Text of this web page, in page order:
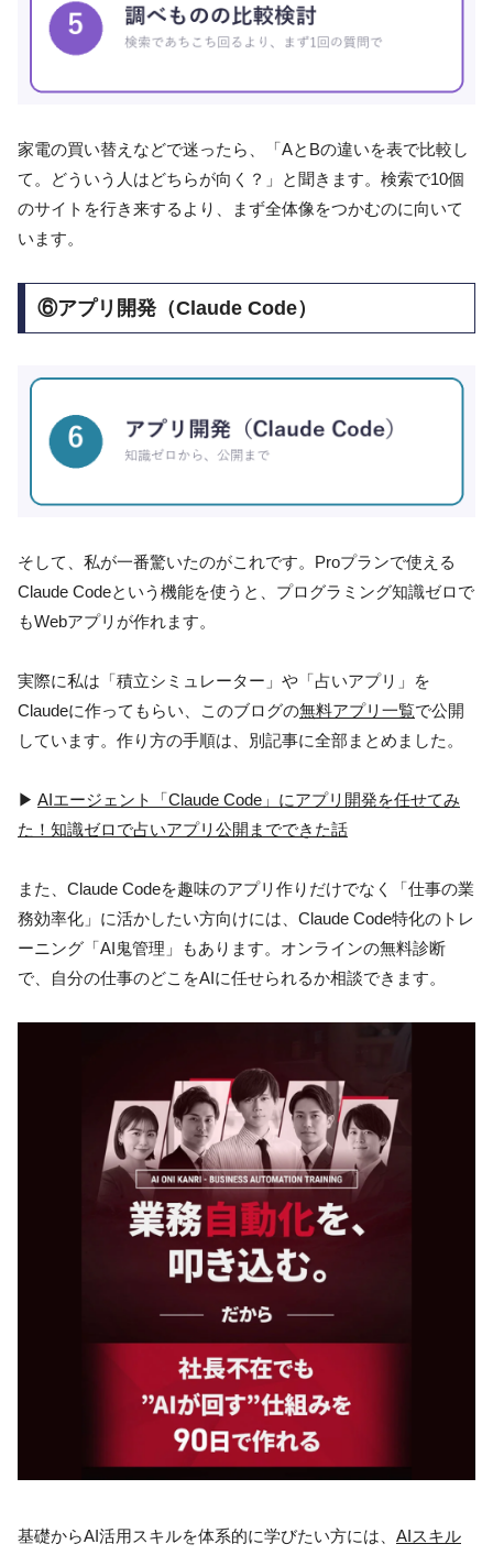
家電の買い替えなどで迷ったら、「AとBの違いを表で比較し
て。どういう人はどちらが向く？」と聞きます。検索で10個
のサイトを行き来するより、まず全体像をつかむのに向いて
います。
⑥アプリ開発（Claude Code）
そして、私が一番驚いたのがこれです。Proプランで使える
Claude Codeという機能を使うと、プログラミング知識ゼロで
もWebアプリが作れます。
実際に私は「積立シミュレーター」や「占いアプリ」を
Claudeに作ってもらい、このブログの無料アプリ一覧で公開
しています。作り方の手順は、別記事に全部まとめました。
▶ AIエージェント「Claude Code」にアプリ開発を任せてみ
た！知識ゼロで占いアプリ公開までできた話
また、Claude Codeを趣味のアプリ作りだけでなく「仕事の業
務効率化」に活かしたい方向けには、Claude Code特化のトレ
ーニング「AI鬼管理」もあります。オンラインの無料診断
で、自分の仕事のどこをAIに任せられるか相談できます。
基礎からAI活用スキルを体系的に学びたい方には、 AIスキル